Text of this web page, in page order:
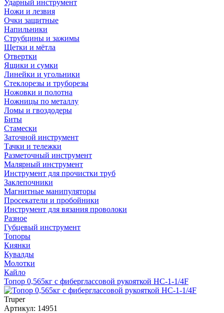
Ударный инструмент
Ножи и лезвия
Очки защитные
Напильники
Струбцины и зажимы
Щетки и мётла
Отвертки
Ящики и сумки
Линейки и угольники
Стеклорезы и труборезы
Ножовки и полотна
Ножницы по металлу
Ломы и гвоздодеры
Биты
Стамески
Заточной инструмент
Тачки и тележки
Разметочный инструмент
Малярный инструмент
Инструмент для прочистки труб
Заклепочники
Магнитные манипуляторы
Просекатели и пробойники
Инструмент для вязания проволоки
Разное
Губцевый инструмент
Топоры
Киянки
Кувалды
Молотки
Кайло
Топор 0,565кг с фиберглассовой рукояткой HC-1-1/4F
Truper
Артикул: 14951